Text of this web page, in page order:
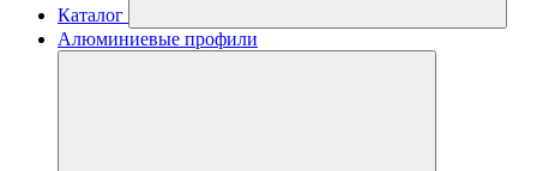
Каталог
Алюминиевые профили